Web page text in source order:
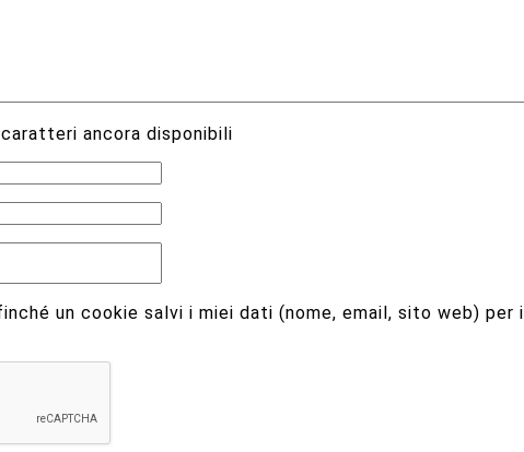
ancora disponibili
un cookie salvi i miei dati (nome, email, sito web) per il